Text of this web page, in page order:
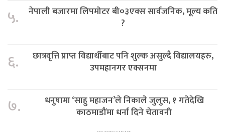
५.
नेपाली बजारमा लिपमोटर बी०३एक्स सार्वजनिक, मूल्य कति
?
६.
छात्रवृत्ति प्राप्त विद्यार्थीबाट पनि शुल्क असुल्दै विद्यालयहरु,
उपमहानगर एक्सनमा
७.
धनुषामा ‘साहु महाजन’ले निकाले जुलुस, १ गतेदेखि
काठमाडौंमा धर्ना दिने चेतावनी